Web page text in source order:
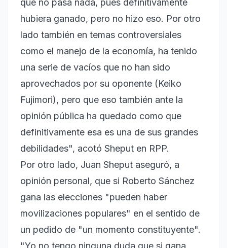
hubiera ganado, pero no hizo eso. Por otro
lado también en temas controversiales
como el manejo de la economía, ha tenido
una serie de vacíos que no han sido
aprovechados por su oponente (Keiko
Fujimori), pero que eso también ante la
opinión pública ha quedado como que
definitivamente esa es una de sus grandes
debilidades", acotó Sheput en RPP.
Por otro lado, Juan Sheput aseguró, a
opinión personal, que si Roberto Sánchez
gana las elecciones "pueden haber
movilizaciones populares" en el sentido de
un pedido de "un momento constituyente".
"Yo no tengo ninguna duda que si gana